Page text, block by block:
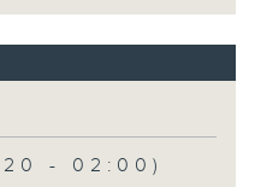
- 02:00)